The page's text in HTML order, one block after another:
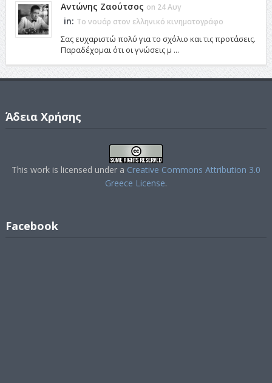
Αντώνης Ζαούτσος on 24 Αυγ
in: Το νουάρ στον ελληνικό κινηματογράφο
Σας ευχαριστώ πολύ για το σχόλιο και τις προτάσεις.
Παραδέχομαι ότι οι γνώσεις μ ...
Άδεια Χρήσης
This work is licensed under a Creative Commons Attribution 3.0
Greece License.
Facebook